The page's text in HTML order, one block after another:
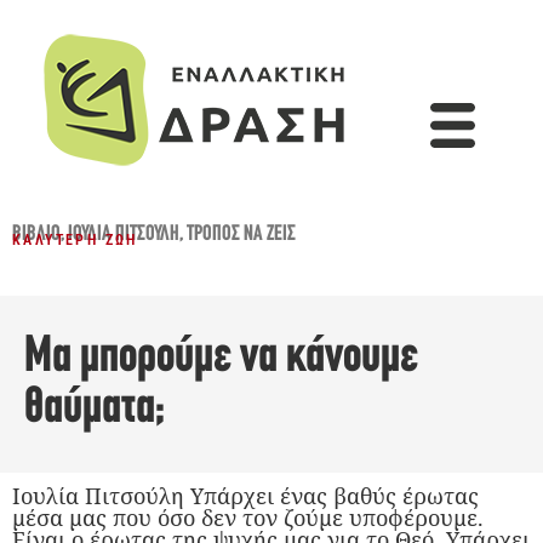
ΒΙΒΛΊΟ,ΙΟΥΛΊΑ ΠΙΤΣΟΎΛΗ,ΤΡΌΠΟΣ ΝΑ ΖΕΙΣ
ΚΑΛΎΤΕΡΗ ΖΩΉ
Μα μπορούμε να κάνουμε
θαύματα;
Ιουλία Πιτσούλη Υπάρχει ένας βαθύς έρωτας
μέσα μας που όσο δεν τον ζούμε υποφέρουμε.